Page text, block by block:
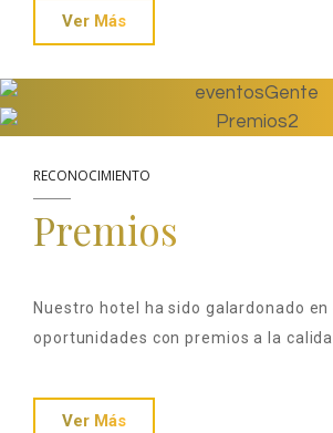
Ver Más
RECONOCIMIENTO
Premios
Nuestro hotel ha sido galardonado en
oportunidades con premios a la
Ver Más